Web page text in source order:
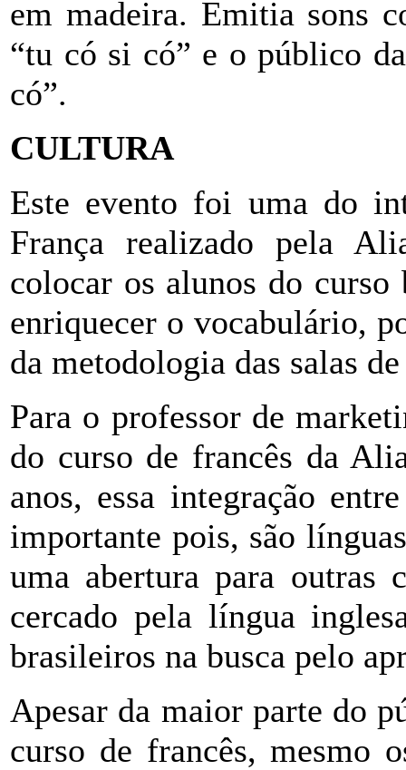
em madeira. Emitia sons
“tu có si có” e o público
có”.
CULTURA
Este evento foi uma do
França realizado pela
colocar os alunos do
enriquecer o vocabulário,
da metodologia das salas
Para o professor de
do curso de francês da
anos, essa integração
importante pois, são
uma abertura para
cercado pela língua
brasileiros na busca pelo
Apesar da maior parte do
curso de francês, mesmo